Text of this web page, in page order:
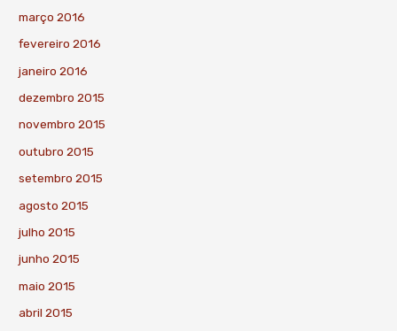
março 2016
fevereiro 2016
janeiro 2016
dezembro 2015
novembro 2015
outubro 2015
setembro 2015
agosto 2015
julho 2015
junho 2015
maio 2015
abril 2015